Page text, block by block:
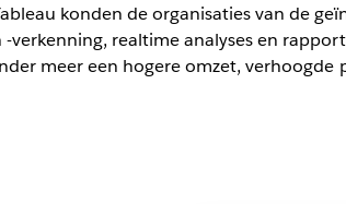
konden de organisaties van de
realtime analyses en
meer een hogere omzet,